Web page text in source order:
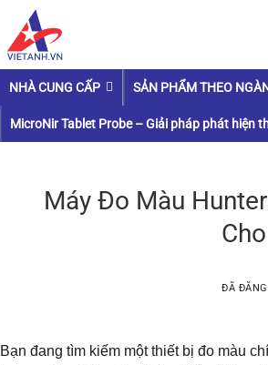
NHÀ CUNG CẤP SẢN PHẨM THEO
MicroNir Tablet Probe – Giải pháp phát hiện
Máy Đo Màu
ĐÃ
Bạn đang tìm kiếm một thiết bị đo màu